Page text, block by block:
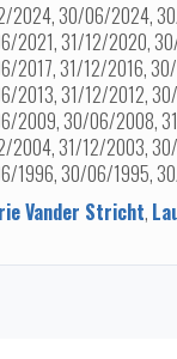
2024, 30/06/2024,
2021, 31/12/2020,
2017, 31/12/2016,
2013, 31/12/2012,
2009, 30/06/2008,
2004, 31/12/2003,
1996, 30/06/1995,
Vander Stricht,